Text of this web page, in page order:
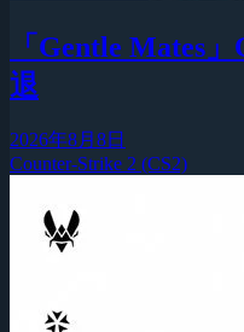
「Gentle Mates
退
2026年8月8日
Counter-Strike 2 (CS2)